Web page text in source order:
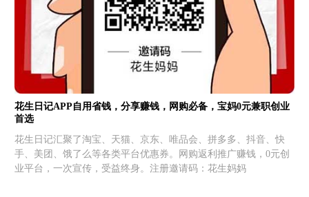
花生日记APP自用省钱，分享赚钱，网购必备，宝妈0元兼职创业
首选
花生日记汇聚了淘宝、天猫、京东、唯品会、拼多多、抖音、快
手、美团、饿了么等各类平台优惠券。网购返利推广赚钱，0元创
业平台，一次宣传，受益终身。注册邀请码：花生妈妈